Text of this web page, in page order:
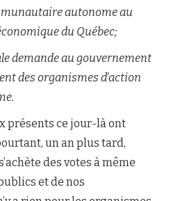
autonome au
du Québec;
demande au gouvernement
des organismes d’action
présents ce jour-là ont
un an plus tard,
des votes à même
et de nos